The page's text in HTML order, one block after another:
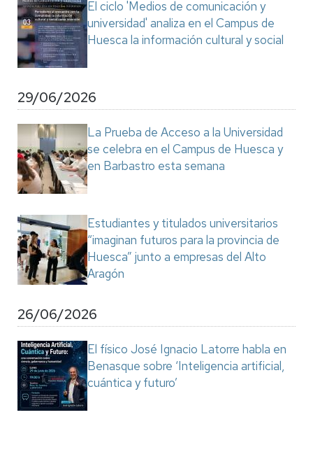
El ciclo 'Medios de comunicación y
universidad' analiza en el Campus de
Huesca la información cultural y social
29/06/2026
La Prueba de Acceso a la Universidad
se celebra en el Campus de Huesca y
en Barbastro esta semana
Estudiantes y titulados universitarios
“imaginan futuros para la provincia de
Huesca” junto a empresas del Alto
Aragón
26/06/2026
El físico José Ignacio Latorre habla en
Benasque sobre ‘Inteligencia artificial,
cuántica y futuro’